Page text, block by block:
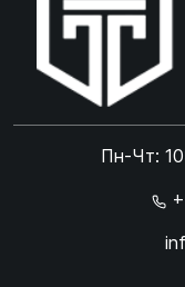
Пн-Чт:
Online чат
Online чат